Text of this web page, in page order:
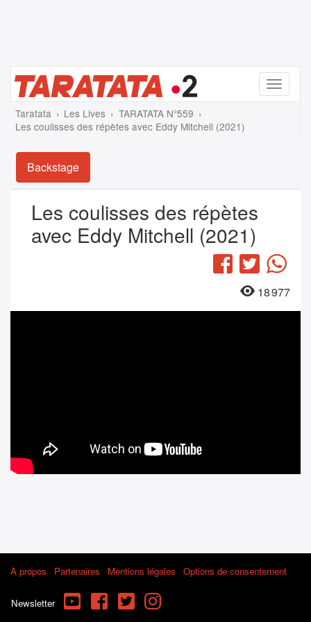
Menu
Taratata Les Lives
TARATATA N°559
Les coulisses des répètes avec Eddy Mitchell (2021)
Backstage
Les coulisses des répètes
avec Eddy Mitchell (2021)
Facebook
Twitter
18 977
À propos Partenaires Mentions légales Options de consentement
Newsletter YouTube FacebookTwitterInstagram